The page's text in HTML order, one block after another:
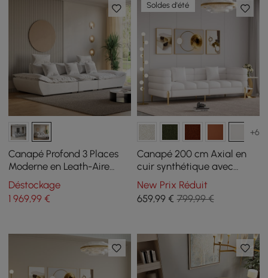
Canapé Profond 3 Places
Moderne en Leath-Aire
Blanc 2780 mm avec
Dossier Réglable
Déstockage
1 969,99 €
Soldes d'été
+6
Canapé 200 cm Axial en
cuir synthétique avec
pieds dorés et coussins
New Prix Réduit
659,99€ 799,99 €